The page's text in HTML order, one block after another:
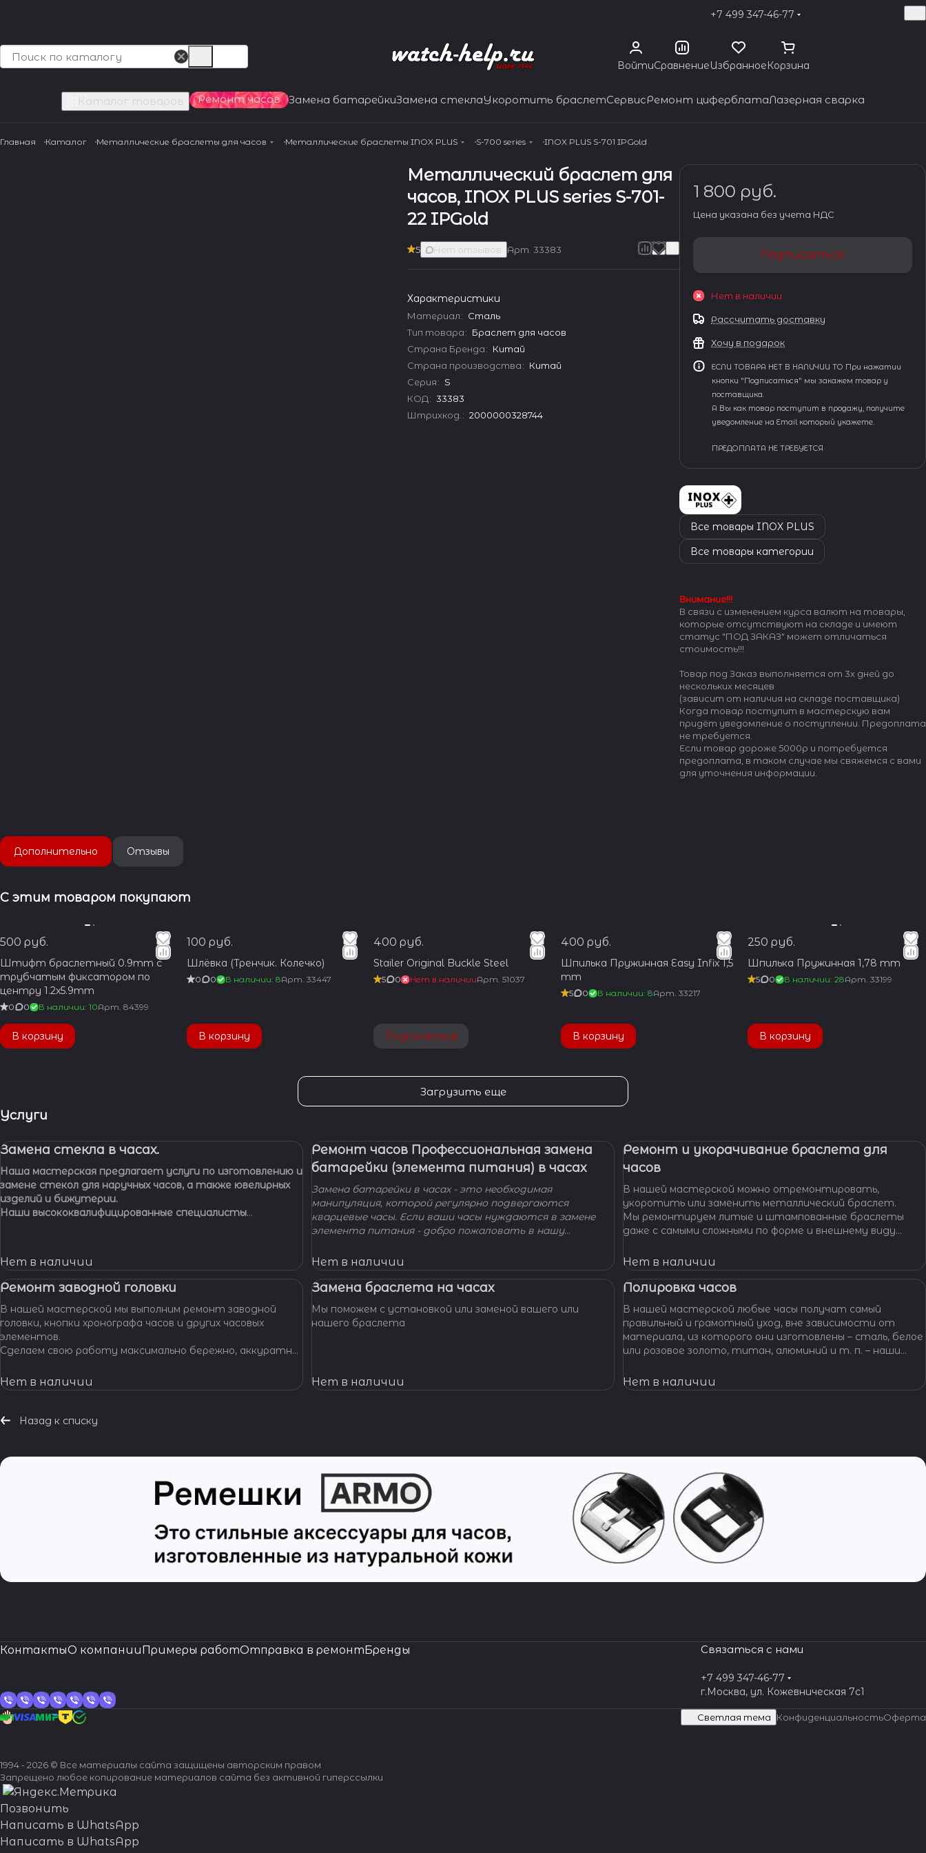
+7 499 347-46-77
ВойтиСравнениеИзбранноеКорзина
Каталог товаров Ремонт часов Замена батарейкиЗамена стеклаУкоротить браслетСервисРемонт циферблатаЛазерная сварка
Главная Каталог Металлические браслеты для часов Металлические браслеты INOX PLUS S-700 series INOX PLUS S-701 IPGold
Металлический браслет для
часов, INOX PLUS series S-701-
22 IPGold
5 Нет отзывов Арт.33383
Характеристики
Материал: Сталь
Тип товара: Браслет для часов
Страна Бренда: Китай
Страна производства: Китай
Серия: S
КОД: 33383
Штрихкод. : 2000000328744
1 800 руб.
Цена указана без учета НДС
Подписаться
Нет в наличии
Рассчитать доставку
Хочу в подарок
ЕСЛИ ТОВАРА НЕТ В НАЛИЧИИ ТО При нажатии
кнопки "Подписаться" мы закажем товар у
поставщика.
А Вы как товар поступит в продажу, получите
уведомление на Email который укажете.
ПРЕДОПЛАТА НЕ ТРЕБУЕТСЯ
Все товары INOX PLUS
Все товары категории
Внимание!!!
В связи с изменением курса валют на товары,
которые отсутствуют на складе и имеют
статус "ПОД ЗАКАЗ" может отличаться
стоимость!!!
Товар под Заказ выполняется от 3х дней до
нескольких месяцев
(зависит от наличия на складе поставщика)
Когда товар поступит в мастерскую вам
придёт уведомление о поступлении. Предоплата
не требуется.
Если товар дороже 5000р и потребуется
предоплата, в таком случае мы свяжемся с вами
для уточнения информации.
Дополнительно Отзывы
С этим товаром покупают
500 руб.
Штифт браслетный 0.9mm с
трубчатым фиксатором по
центру 1.2x5.9mm
0 0 В наличии: 10Арт. 84399
В корзину
100 руб.
Шлёвка (Тренчик. Колечко)
0 0 В наличии: 8Арт.33447
В корзину
400 руб.
Stailer Original Buckle Steel
5 0 Нет в наличииАрт.51037
Подписаться
400 руб.
Шпилька Пружинная Easy Infix 1,5
mm
5 0 В наличии: 8Арт. 33217
В корзину
250 руб.
Шпилька Пружинная 1,78 mm
5 0 В наличии: 28Арт. 33199
В корзину
Загрузить еще
Услуги
Замена стекла в часах.
Наша мастерская предлагает услуги по изготовлению и
замене стекол для наручных часов, а также ювелирных
изделий и бижутерии.
Наши высококвалифицированные специалисты
Нет в наличии
Ремонт часов Профессиональная замена
батарейки (элемента питания) в часах
Замена батарейки в часах - это необходимая
манипуляция, которой регулярно подвергаются
кварцевые часы. Если ваши часы нуждаются в замене
элемента питания - добро пожаловать в нашу
вам решить вашу проблему и произведут замену
батарейки профессионально, быстро, качественно и по
доступной цене.
Нет в наличии
Ремонт и укорачивание браслета для
часов
В нашей мастерской можно отремонтировать,
укоротить или заменить металлический браслет.
Мы ремонтируем литые и штампованные браслеты
даже с самыми сложными по форме и внешнему виду
Нет в наличии
Ремонт заводной головки
В нашей мастерской мы выполним ремонт заводной
головки, кнопки хронографа часов и других часовых
элементов.
Сделаем свою работу максимально бережно, аккуратно
часов.
Нет в наличии
Замена браслета на часах
Мы поможем с установкой или заменой вашего или
нашего браслета
Нет в наличии
Полировка часов
В нашей мастерской любые часы получат самый
правильный и грамотный уход, вне зависимости от
материала, из которого они изготовлены – сталь, белое
или розовое золото, титан, алюминий и т. п. – наши
материал.
Нет в наличии
Назад к списку
КонтактыО компании Примеры работОтправка в ремонт Бренды Связаться с нами
+7 499 347-46-77
г.Москва, ул. Кожевническая 7c1
Светлая тема КонфиденциальностьОферта
1994 - 2026 © Все материалы сайта защищены авторским правом
Запрещено любое копирование материалов сайта без активной гиперссылки
Позвонить
Написать в WhatsApp
Написать в WhatsApp